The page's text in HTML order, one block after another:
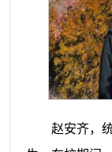
赵安齐，